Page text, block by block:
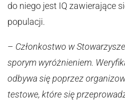
do niego jest IQ zawierające
populacji.
– Członkostwo w
sporym wyróżnieniem.
odbywa się poprzez
testowe, które się